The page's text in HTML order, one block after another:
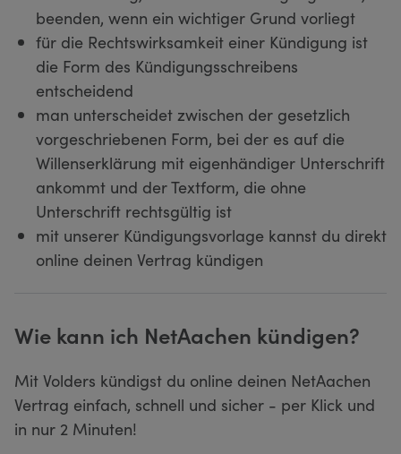
beenden, wenn ein wichtiger Grund vorliegt
für die Rechtswirksamkeit einer Kündigung ist
die Form des Kündigungsschreibens
entscheidend
man unterscheidet zwischen der gesetzlich
vorgeschriebenen Form, bei der es auf die
Willenserklärung mit eigenhändiger Unterschrift
ankommt und der Textform, die ohne
Unterschrift rechtsgültig ist
mit unserer Kündigungsvorlage kannst du direkt
online deinen Vertrag kündigen
Wie kann ich NetAachen kündigen?
Mit Volders kündigst du online deinen NetAachen
Vertrag einfach, schnell und sicher - per Klick und
in nur 2 Minuten!